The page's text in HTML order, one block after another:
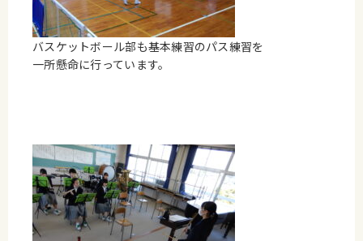
バスケットボール部も基本練習のパス練習を
一所懸命に行っています。